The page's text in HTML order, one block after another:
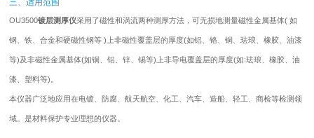
三、适用范围
OU3500镀层测厚仪采用了磁性和涡流两种测厚方法，可无损地测量磁性金属基体( 如
钢、铁、合金和硬磁性钢等 )上非磁性覆盖层的厚度(如铝、铬、铜、珐琅、橡胶、油漆
等)及非磁性金属基体(如铜、铝、锌、锡等)上非导电覆盖层的厚度(如:珐琅、橡胶、油
漆、塑料等)。
本仪器广泛地应用在电镀、防腐、航天航空、化工、汽车、造船、轻工、商检等检测领
域。是材料保护专业理想的仪器。